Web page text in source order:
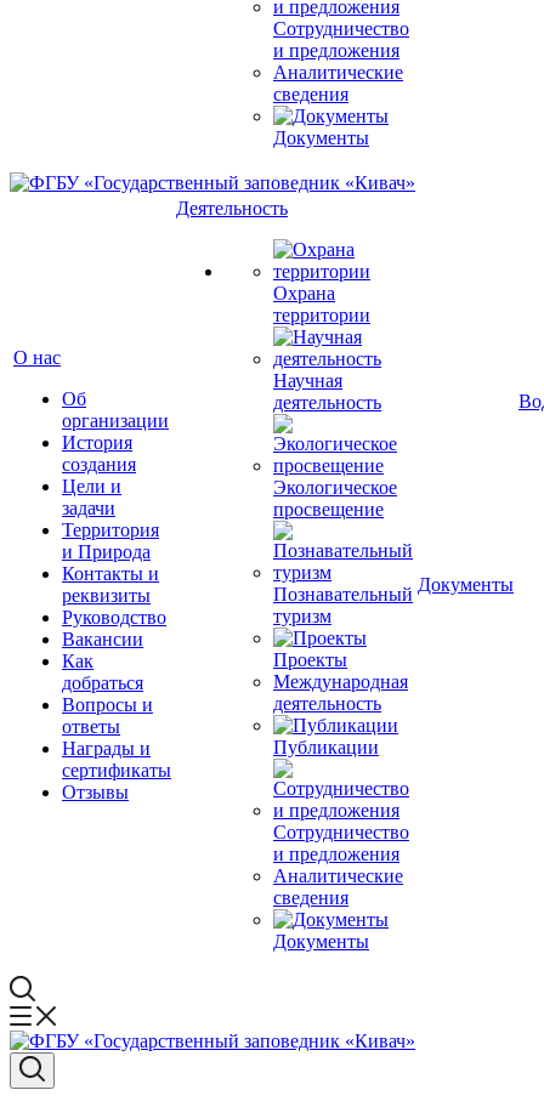
Сотрудничество
и предложения
Аналитические
сведения
Документы
О нас
Об
организации
История
создания
Цели и
задачи
Территория
и Природа
Контакты и
реквизиты
Руководство
Вакансии
Как
добраться
Вопросы и
ответы
Награды и
сертификаты
Отзывы
Деятельность
Охрана
территории
Научная
деятельность
Экологическое
просвещение
Познавательный
туризм
Проекты
Международная
деятельность
Публикации
Сотрудничество
и предложения
Аналитические
сведения
Документы
Документы